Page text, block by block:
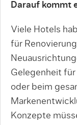
Darauf kommt
Viele Hotels
für
Gelegenheit
oder beim
Konzepte